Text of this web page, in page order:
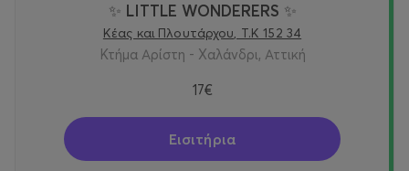
✨ LITTLE WONDERERS ✨
Κέας και Πλουτάρχου, Τ.Κ 152 34
Κτήμα Αρίστη - Χαλάνδρι, Αττική
17€
Εισιτήρια